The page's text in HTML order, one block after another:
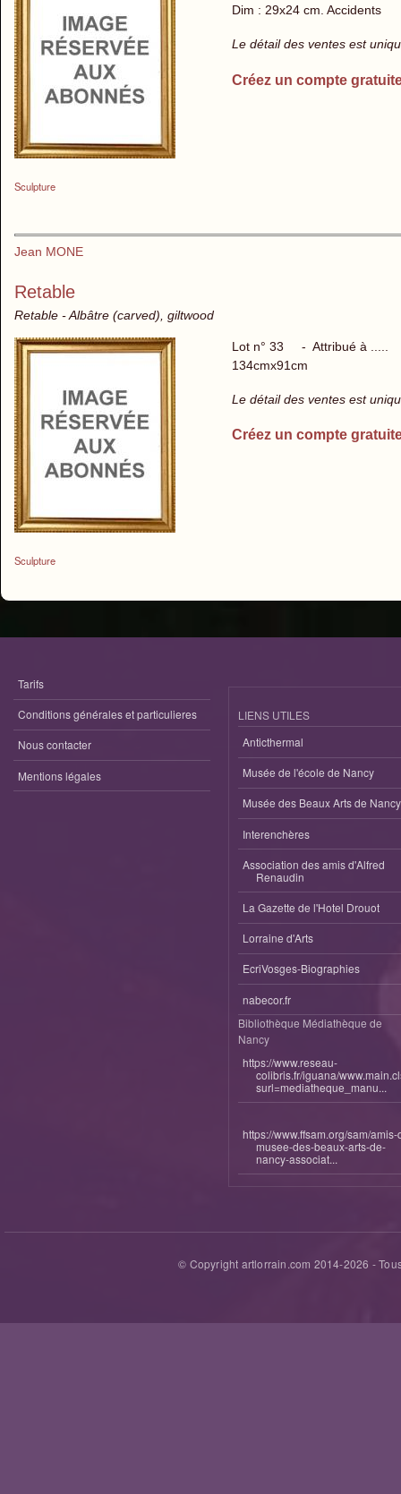
Sculpture
Dim : 29x24 cm. Accidents
Le détail des ventes est
Créez un compte
Jean MONE
Retable
Retable - Albâtre (carved), giltwood
Sculpture
Lot n° 33 - Attribué à .....
134cmx91cm
Le détail des ventes est
Créez un compte
Tarifs
Conditions générales et particulieres
Nous contacter
Mentions légales
LIENS UTILES
Anticthermal
Musée de l'école de Nancy
Musée des Beaux Arts de Nancy
Interenchères
Association des amis d'Alfred
Renaudin
La Gazette de l'Hotel Drouot
Lorraine d'Arts
EcriVosges-Biographies
nabecor.fr
Bibliothèque Médiathèque de
Nancy
https://www.reseau-
colibris.fr/iguana/
surl=mediatheque_manu...
https://www.ffsam.org/sam/amis-
musee-des-beaux-arts-de-
nancy-associat...
© Copyright artlorrain.com 2014-2026 -